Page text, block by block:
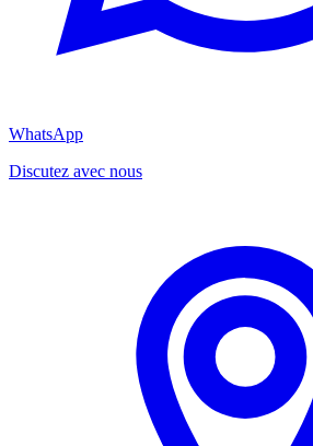
WhatsApp
Discutez avec nous